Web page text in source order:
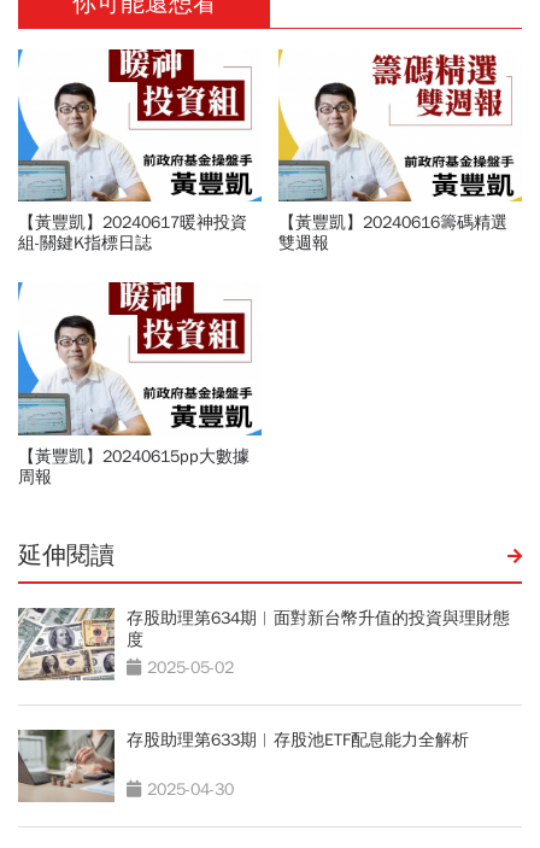
【黃豐凱】20240617暖神投資
組-關鍵K指標日誌
【黃豐凱】20240616籌碼精選
雙週報
【黃豐凱】20240615pp大數據
周報
延伸閱讀
存股助理第634期︱面對新台幣升值的投資與理財態
度
2025-05-02
存股助理第633期︱存股池ETF配息能力全解析
2025-04-30